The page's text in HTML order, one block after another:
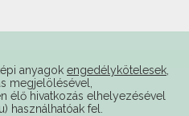
anyagok engedélykötelesek
megjelölésével,
élő hivatkozás elhelyezésével
használhatóak fel.